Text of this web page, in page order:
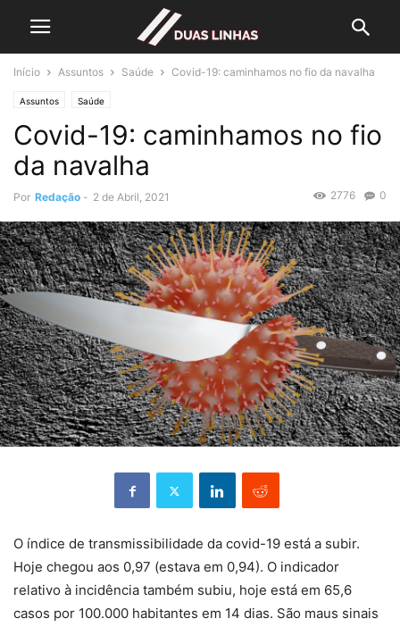
Início Assuntos Saúde Covid-19: caminhamos no fio da navalha
Assuntos Saúde
Covid-19: caminhamos no fio
da navalha
Por Redação - 2 de Abril, 2021 0
2776
O índice de transmissibilidade da covid-19 está a subir.
Hoje chegou aos 0,97 (estava em 0,94). O indicador
relativo à incidência também subiu, hoje está em 65,6
casos por 100.000 habitantes em 14 dias. São maus sinais